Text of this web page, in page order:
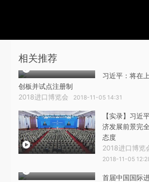
相关推荐
习近平：将在
创板并试点注册制
2018进口博览会 2018-11-05 14:31
【实录】习近
济发展前景完
态度
2018进口博览
2018-11-05
首届中国国际